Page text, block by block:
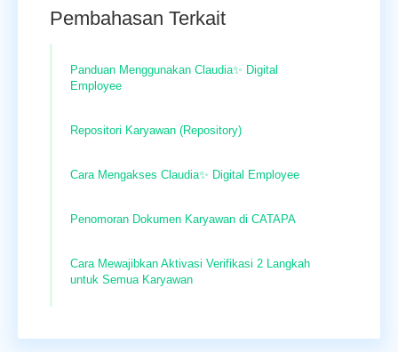
Pembahasan Terkait
Panduan Menggunakan Claudia✨ Digital
Employee
Repositori Karyawan (Repository)
Cara Mengakses Claudia✨ Digital Employee
Penomoran Dokumen Karyawan di CATAPA
Cara Mewajibkan Aktivasi Verifikasi 2 Langkah
untuk Semua Karyawan